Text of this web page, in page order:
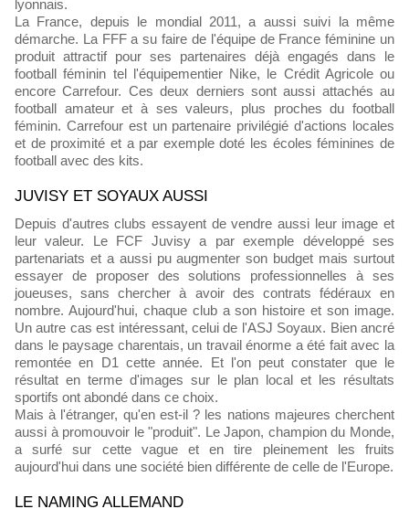
lyonnais.
La France, depuis le mondial 2011, a aussi suivi la même
démarche. La FFF a su faire de l'équipe de France féminine un
produit attractif pour ses partenaires déjà engagés dans le
football féminin tel l'équipementier Nike, le Crédit Agricole ou
encore Carrefour. Ces deux derniers sont aussi attachés au
football amateur et à ses valeurs, plus proches du football
féminin. Carrefour est un partenaire privilégié d'actions locales
et de proximité et a par exemple doté les écoles féminines de
football avec des kits.
JUVISY ET SOYAUX AUSSI
Depuis d'autres clubs essayent de vendre aussi leur image et
leur valeur. Le FCF Juvisy a par exemple développé ses
partenariats et a aussi pu augmenter son budget mais surtout
essayer de proposer des solutions professionnelles à ses
joueuses, sans chercher à avoir des contrats fédéraux en
nombre. Aujourd'hui, chaque club a son histoire et son image.
Un autre cas est intéressant, celui de l'ASJ Soyaux. Bien ancré
dans le paysage charentais, un travail énorme a été fait avec la
remontée en D1 cette année. Et l'on peut constater que le
résultat en terme d'images sur le plan local et les résultats
sportifs ont abondé dans ce choix.
Mais à l'étranger, qu'en est-il ? les nations majeures cherchent
aussi à promouvoir le "produit". Le Japon, champion du Monde,
a surfé sur cette vague et en tire pleinement les fruits
aujourd'hui dans une société bien différente de celle de l'Europe.
LE NAMING ALLEMAND